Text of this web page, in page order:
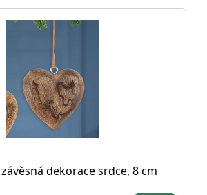
dekorace srdce, 8 cm